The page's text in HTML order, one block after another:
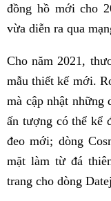
đồng hồ mới cho
vừa diễn ra qua
Cho năm 2021,
mẫu thiết kế mới.
mà cập nhật những
ấn tượng có thể kể
đeo mới; dòng
mặt làm từ đá
trang cho dòng